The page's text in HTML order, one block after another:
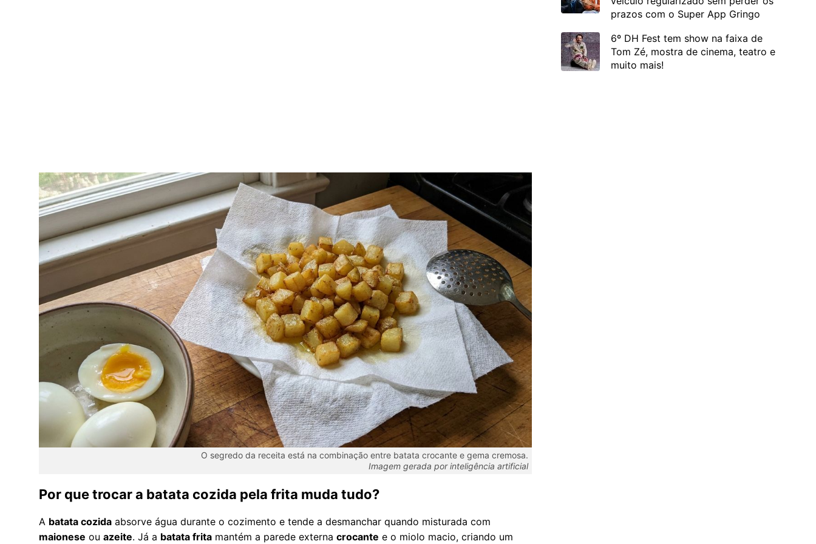
O segredo da receita está na combinação entre batata crocante e gema cremosa.
Imagem gerada por inteligência artificial
Por que trocar a batata cozida pela frita muda tudo?
A batata cozida absorve água durante o cozimento e tende a desmanchar quando misturada com
maionese ou azeite. Já a batata frita mantém a parede externa crocante e o miolo macio, criando um
prazos com o Super App Gringo
6º DH Fest tem show na faixa de
Tom Zé, mostra de cinema, teatro e
muito mais!